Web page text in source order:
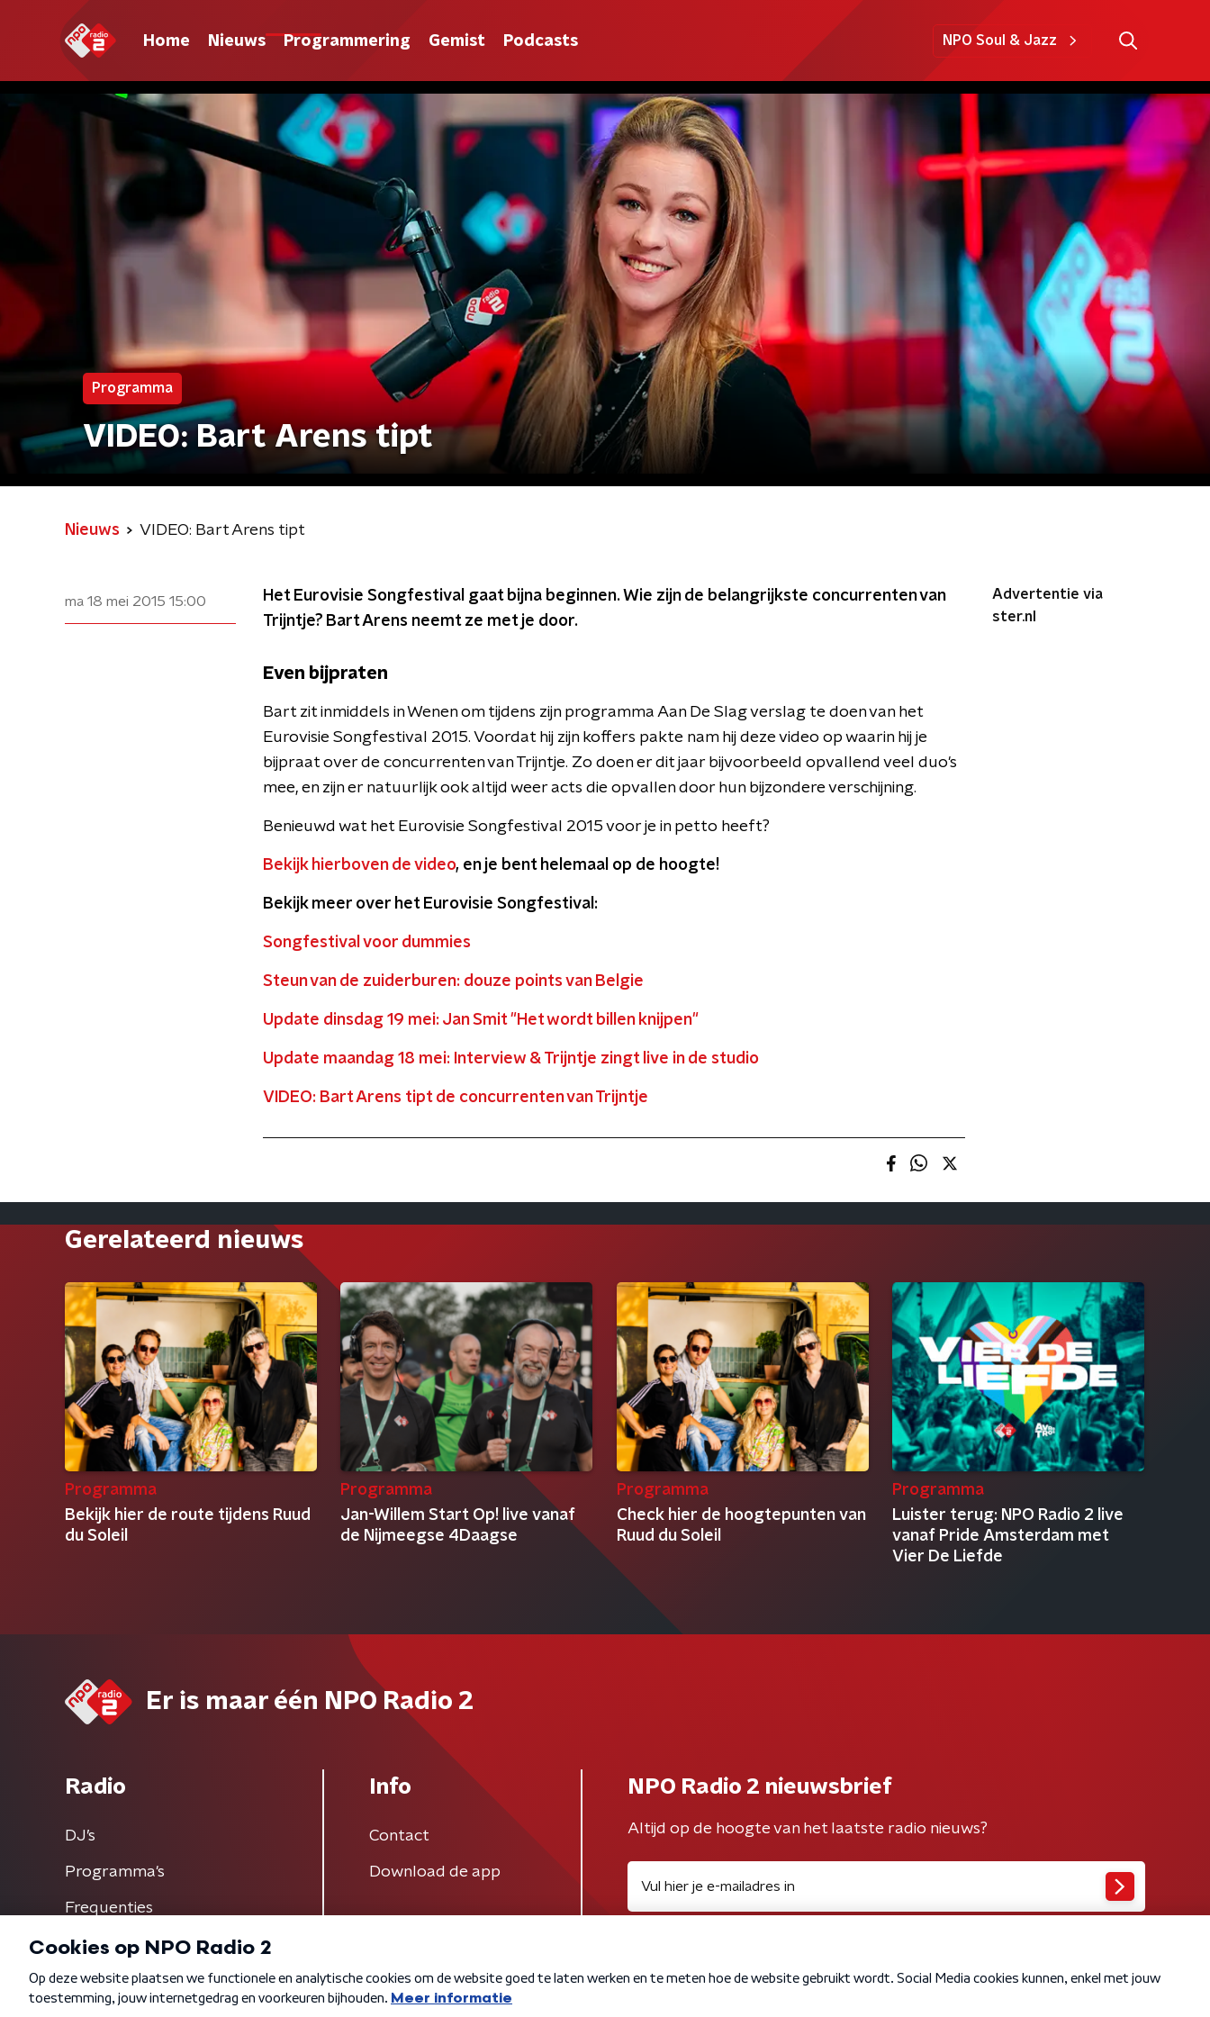
Home Nieuws Programmering Gemist Podcasts NPO Soul & Jazz
Programma
VIDEO: Bart Arens tipt
Nieuws VIDEO: Bart Arens tipt
ma 18 mei 2015 15:00
Het Eurovisie Songfestival gaat bijna beginnen. Wie zijn de belangrijkste concurrenten van
Trijntje? Bart Arens neemt ze met je door.
Even bijpraten
Bart zit inmiddels in Wenen om tijdens zijn programma Aan De Slag verslag te doen van het
Eurovisie Songfestival 2015. Voordat hij zijn koffers pakte nam hij deze video op waarin hij je
bijpraat over de concurrenten van Trijntje. Zo doen er dit jaar bijvoorbeeld opvallend veel duo's
mee, en zijn er natuurlijk ook altijd weer acts die opvallen door hun bijzondere verschijning.
Benieuwd wat het Eurovisie Songfestival 2015 voor je in petto heeft?
Bekijk hierboven de video, en je bent helemaal op de hoogte!
Bekijk meer over het Eurovisie Songfestival:
Songfestival voor dummies
Steun van de zuiderburen: douze points van Belgie
Update dinsdag 19 mei: Jan Smit "Het wordt billen knijpen"
Update maandag 18 mei: Interview & Trijntje zingt live in de studio
VIDEO: Bart Arens tipt de concurrenten van Trijntje
Advertentie via
ster.nl
Gerelateerd nieuws
Programma
Bekijk hier de route tijdens Ruud
du Soleil
Programma
Jan-Willem Start Op! live vanaf
de Nijmeegse 4Daagse
Programma
Check hier de hoogtepunten van
Ruud du Soleil
Programma
Luister terug: NPO Radio 2 live
vanaf Pride Amsterdam met
Vier De Liefde
Er is maar één NPO Radio 2
Radio
DJ’s
Programma's
Frequenties
Info
Contact
Download de app
NPO Radio 2 nieuwsbrief
Altijd op de hoogte van het laatste radio nieuws?
Algemene voorwaarden Privacybeleid